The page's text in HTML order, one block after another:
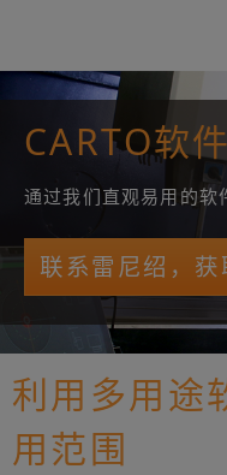
CARTO软件
通过我们直观易用的软
联系雷尼绍，获
利用多用途
用范围